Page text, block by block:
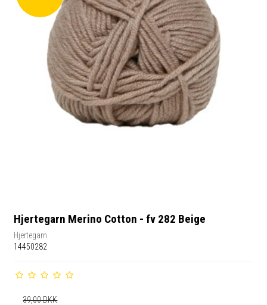
Hjertegarn Merino Cotton - fv 282 Beige
Hjertegarn
14450282
39,00 DKK